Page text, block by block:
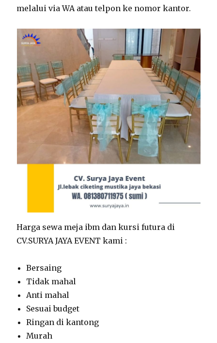
melalui via WA atau telpon ke nomor kantor.
Harga sewa meja ibm dan kursi futura di
CV.SURYA JAYA EVENT kami :
Bersaing
Tidak mahal
Anti mahal
Sesuai budget
Ringan di kantong
Murah